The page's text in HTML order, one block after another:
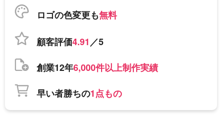
ロゴの色変更も無料
顧客評価4.91／5
創業12年6,000件以上制作実績
早い者勝ちの1点もの